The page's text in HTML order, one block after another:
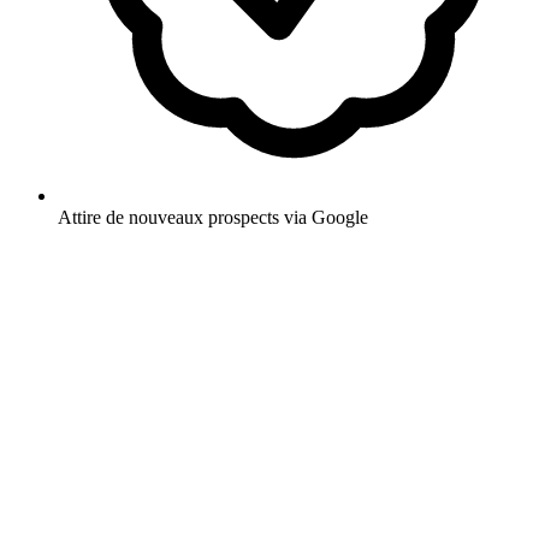
Attire de nouveaux prospects via Google